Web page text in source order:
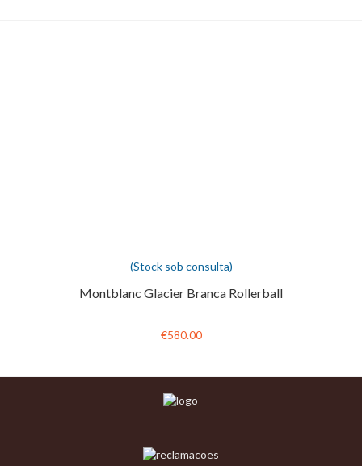
(Stock sob consulta)
Montblanc Glacier Branca Rollerball
€580.00